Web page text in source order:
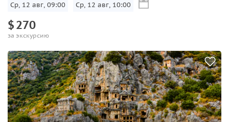
Ср, 12 авг, 09:00 Ср, 12 авг, 10:00
$270
за экскурсию